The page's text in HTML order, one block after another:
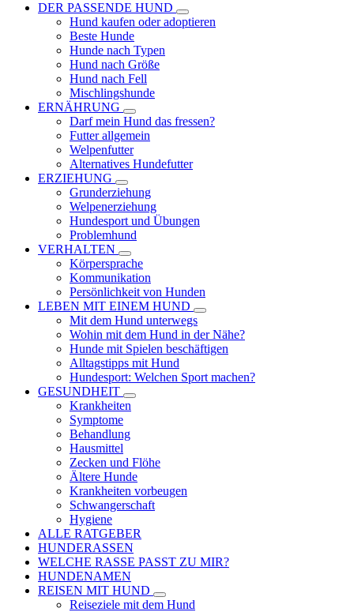
DER PASSENDE HUND
Hund kaufen oder adoptieren
Beste Hunde
Hunde nach Typen
Hund nach Größe
Hund nach Fell
Mischlingshunde
ERNÄHRUNG
Darf mein Hund das fressen?
Futter allgemein
Welpenfutter
Alternatives Hundefutter
ERZIEHUNG
Grunderziehung
Welpenerziehung
Hundesport und Übungen
Problemhund
VERHALTEN
Körpersprache
Kommunikation
Persönlichkeit von Hunden
LEBEN MIT EINEM HUND
Mit dem Hund unterwegs
Wohin mit dem Hund in der Nähe?
Hunde mit Spielen beschäftigen
Alltagstipps mit Hund
Hundesport: Welchen Sport machen?
GESUNDHEIT
Krankheiten
Symptome
Behandlung
Hausmittel
Zecken und Flöhe
Ältere Hunde
Krankheiten vorbeugen
Schwangerschaft
Hygiene
ALLE RATGEBER
HUNDERASSEN
WELCHE RASSE PASST ZU MIR?
HUNDENAMEN
REISEN MIT HUND
Reiseziele mit dem Hund